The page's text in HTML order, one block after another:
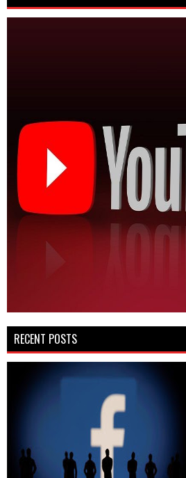
RECENT POSTS